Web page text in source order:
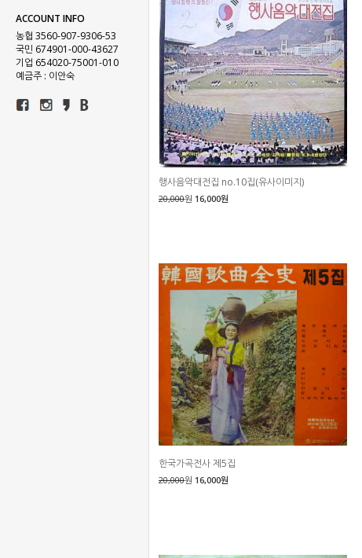
ACCOUNT INFO
농협 3560-907-9306-53
국민 674901-000-43627
기업 654020-75001-010
예금주 : 이안숙
행사음악대전집 no.10집(유사이미지)
20,000원 16,000원
한국가곡전사 제5집
20,000원 16,000원